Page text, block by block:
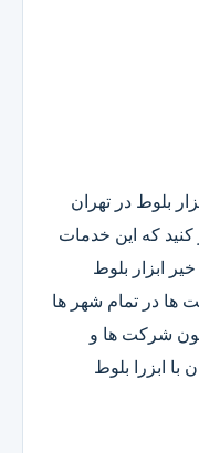
بلوط در تهران
که این خدمات
ابزار بلوط
ها در تمام شهر ها
شرکت ها و
ابزرا بلوط